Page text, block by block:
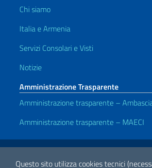
Questo sito utilizza cookies tecnici
Chi siamo
Italia e Armenia
Servizi Consolari e Visti
Notizie
Amministrazione Trasparente
Amministrazione trasparente –
Amministrazione trasparente – MAECI
Link Utili